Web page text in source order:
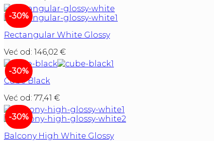
-30%
Rectangular White Glossy
Već od: 146,02 €
-30%
Cube Black
Već od: 77,41 €
-30%
Balcony High White Glossy